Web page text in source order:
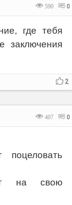
590 0
где тебя
заключения
2
407 0
на свою